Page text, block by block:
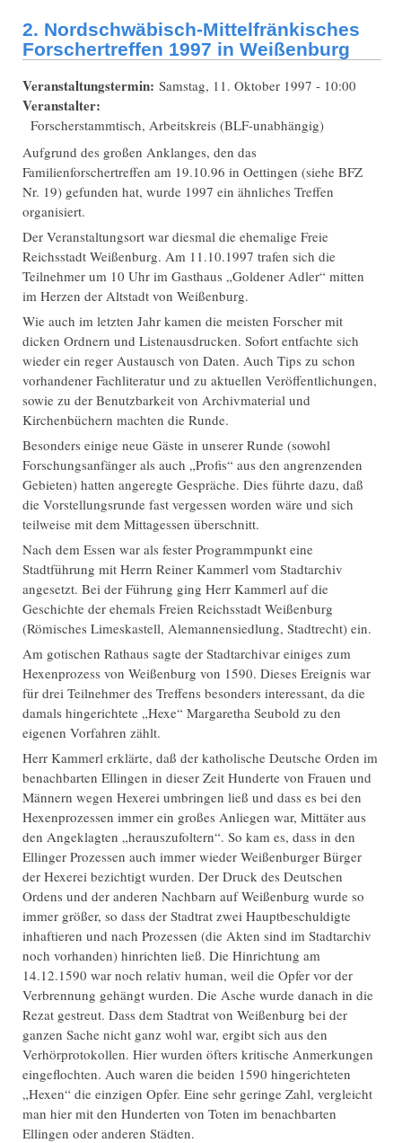
2. Nordschwäbisch-Mittelfränkisches
Forschertreffen 1997 in Weißenburg
Veranstaltungstermin: Samstag, 11. Oktober 1997 - 10:00
Veranstalter:
Forscherstammtisch, Arbeitskreis (BLF-unabhängig)
Aufgrund des großen Anklanges, den das
Familienforschertreffen am 19.10.96 in Oettingen (siehe BFZ
Nr. 19) gefunden hat, wurde 1997 ein ähnliches Treffen
organisiert.
Der Veranstaltungsort war diesmal die ehemalige Freie
Reichsstadt Weißenburg. Am 11.10.1997 trafen sich die
Teilnehmer um 10 Uhr im Gasthaus „Goldener Adler“ mitten
im Herzen der Altstadt von Weißenburg.
Wie auch im letzten Jahr kamen die meisten Forscher mit
dicken Ordnern und Listenausdrucken. Sofort entfachte sich
wieder ein reger Austausch von Daten. Auch Tips zu schon
vorhandener Fachliteratur und zu aktuellen Veröffentlichungen,
sowie zu der Benutzbarkeit von Archivmaterial und
Kirchenbüchern machten die Runde.
Besonders einige neue Gäste in unserer Runde (sowohl
Forschungsanfänger als auch „Profis“ aus den angrenzenden
Gebieten) hatten angeregte Gespräche. Dies führte dazu, daß
die Vorstellungsrunde fast vergessen worden wäre und sich
teilweise mit dem Mittagessen überschnitt.
Nach dem Essen war als fester Programmpunkt eine
Stadtführung mit Herrn Reiner Kammerl vom Stadtarchiv
angesetzt. Bei der Führung ging Herr Kammerl auf die
Geschichte der ehemals Freien Reichsstadt Weißenburg
(Römisches Limeskastell, Alemannensiedlung, Stadtrecht) ein.
Am gotischen Rathaus sagte der Stadtarchivar einiges zum
Hexenprozess von Weißenburg von 1590. Dieses Ereignis war
für drei Teilnehmer des Treffens besonders interessant, da die
damals hingerichtete „Hexe“ Margaretha Seubold zu den
eigenen Vorfahren zählt.
Herr Kammerl erklärte, daß der katholische Deutsche Orden im
benachbarten Ellingen in dieser Zeit Hunderte von Frauen und
Männern wegen Hexerei umbringen ließ und dass es bei den
Hexenprozessen immer ein großes Anliegen war, Mittäter aus
den Angeklagten „herauszufoltern“. So kam es, dass in den
Ellinger Prozessen auch immer wieder Weißenburger Bürger
der Hexerei bezichtigt wurden. Der Druck des Deutschen
Ordens und der anderen Nachbarn auf Weißenburg wurde so
immer größer, so dass der Stadtrat zwei Hauptbeschuldigte
inhaftieren und nach Prozessen (die Akten sind im Stadtarchiv
noch vorhanden) hinrichten ließ. Die Hinrichtung am
14.12.1590 war noch relativ human, weil die Opfer vor der
Verbrennung gehängt wurden. Die Asche wurde danach in die
Rezat gestreut. Dass dem Stadtrat von Weißenburg bei der
ganzen Sache nicht ganz wohl war, ergibt sich aus den
Verhörprotokollen. Hier wurden öfters kritische Anmerkungen
eingeflochten. Auch waren die beiden 1590 hingerichteten
„Hexen“ die einzigen Opfer. Eine sehr geringe Zahl, vergleicht
man hier mit den Hunderten von Toten im benachbarten
Ellingen oder anderen Städten.